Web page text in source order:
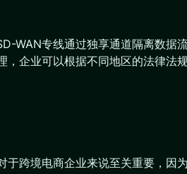
WAN专线通过独享通道隔离数据
企业可以根据不同地区的法律法
跨境电商企业来说至关重要，因